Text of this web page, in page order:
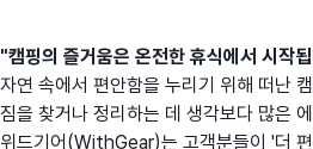
"캠핑의 즐거움은 온전한 휴식에서 시작
자연 속에서 편안함을 누리기 위해 떠난
짐을 찾거나 정리하는 데 생각보다 많은
위드기어(WithGear)는 고객분들이 '더